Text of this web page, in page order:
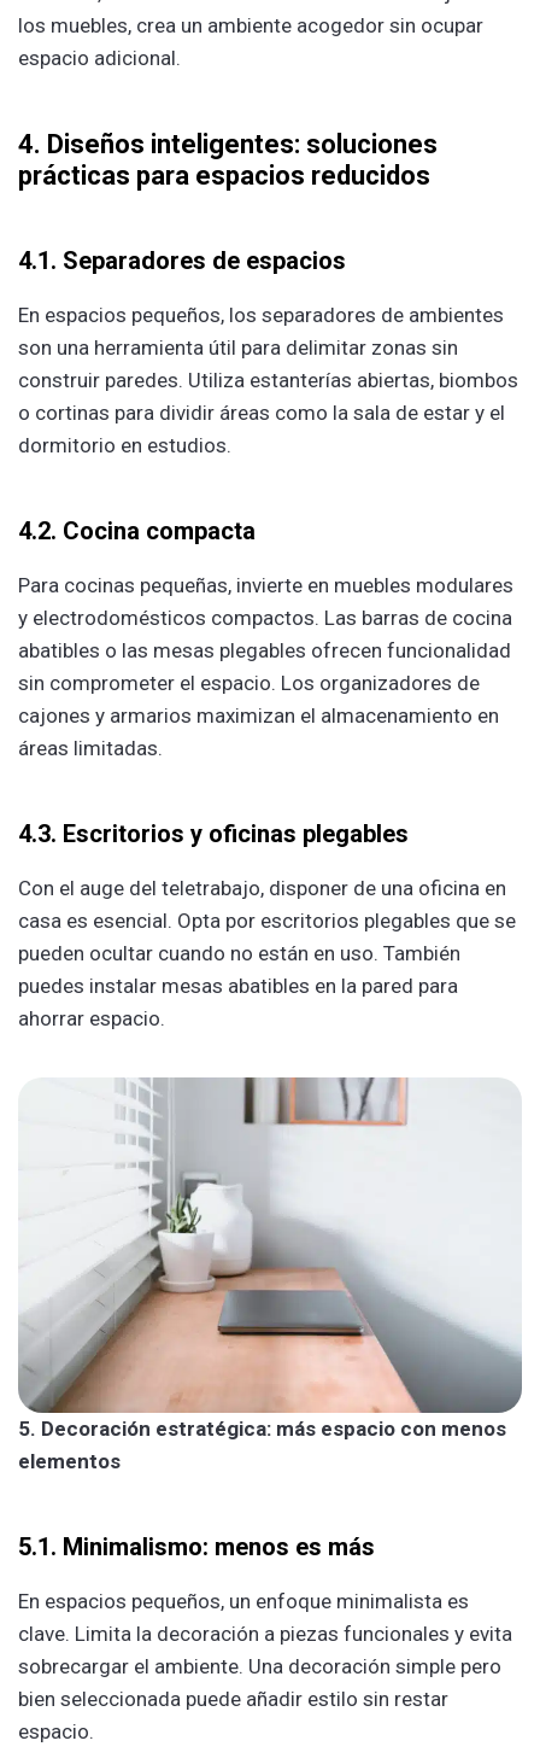
los muebles, crea un ambiente acogedor sin ocupar
espacio adicional.
4. Diseños inteligentes: soluciones
prácticas para espacios reducidos
4.1. Separadores de espacios
En espacios pequeños, los separadores de ambientes
son una herramienta útil para delimitar zonas sin
construir paredes. Utiliza estanterías abiertas, biombos
o cortinas para dividir áreas como la sala de estar y el
dormitorio en estudios.
4.2. Cocina compacta
Para cocinas pequeñas, invierte en muebles modulares
y electrodomésticos compactos. Las barras de cocina
abatibles o las mesas plegables ofrecen funcionalidad
sin comprometer el espacio. Los organizadores de
cajones y armarios maximizan el almacenamiento en
áreas limitadas.
4.3. Escritorios y oficinas plegables
Con el auge del teletrabajo, disponer de una oficina en
casa es esencial. Opta por escritorios plegables que se
pueden ocultar cuando no están en uso. También
puedes instalar mesas abatibles en la pared para
ahorrar espacio.
5. Decoración estratégica: más espacio con menos
elementos
5.1. Minimalismo: menos es más
En espacios pequeños, un enfoque minimalista es
clave. Limita la decoración a piezas funcionales y evita
sobrecargar el ambiente. Una decoración simple pero
bien seleccionada puede añadir estilo sin restar
espacio.